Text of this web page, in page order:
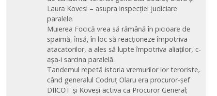
Laura Kovesi – asupra inspecției judiciare
paralele.
Muierea Focică vrea să rămână în picioare de
spaimă, însă, în loc să reacționeze împotriva
atacatorilor, a ales să lupte împotriva aliaților, c-
așa-i sarcina paralelă.
Tandemul repetă istoria vremurilor lor teroriste,
când generalul Codruț Olaru era procuror-șef
DIICOT și Koveși activa ca Procuror General;